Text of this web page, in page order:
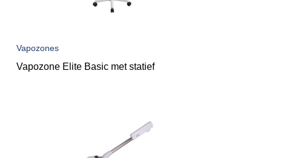
Vapozones
Vapozone Elite Basic met statief